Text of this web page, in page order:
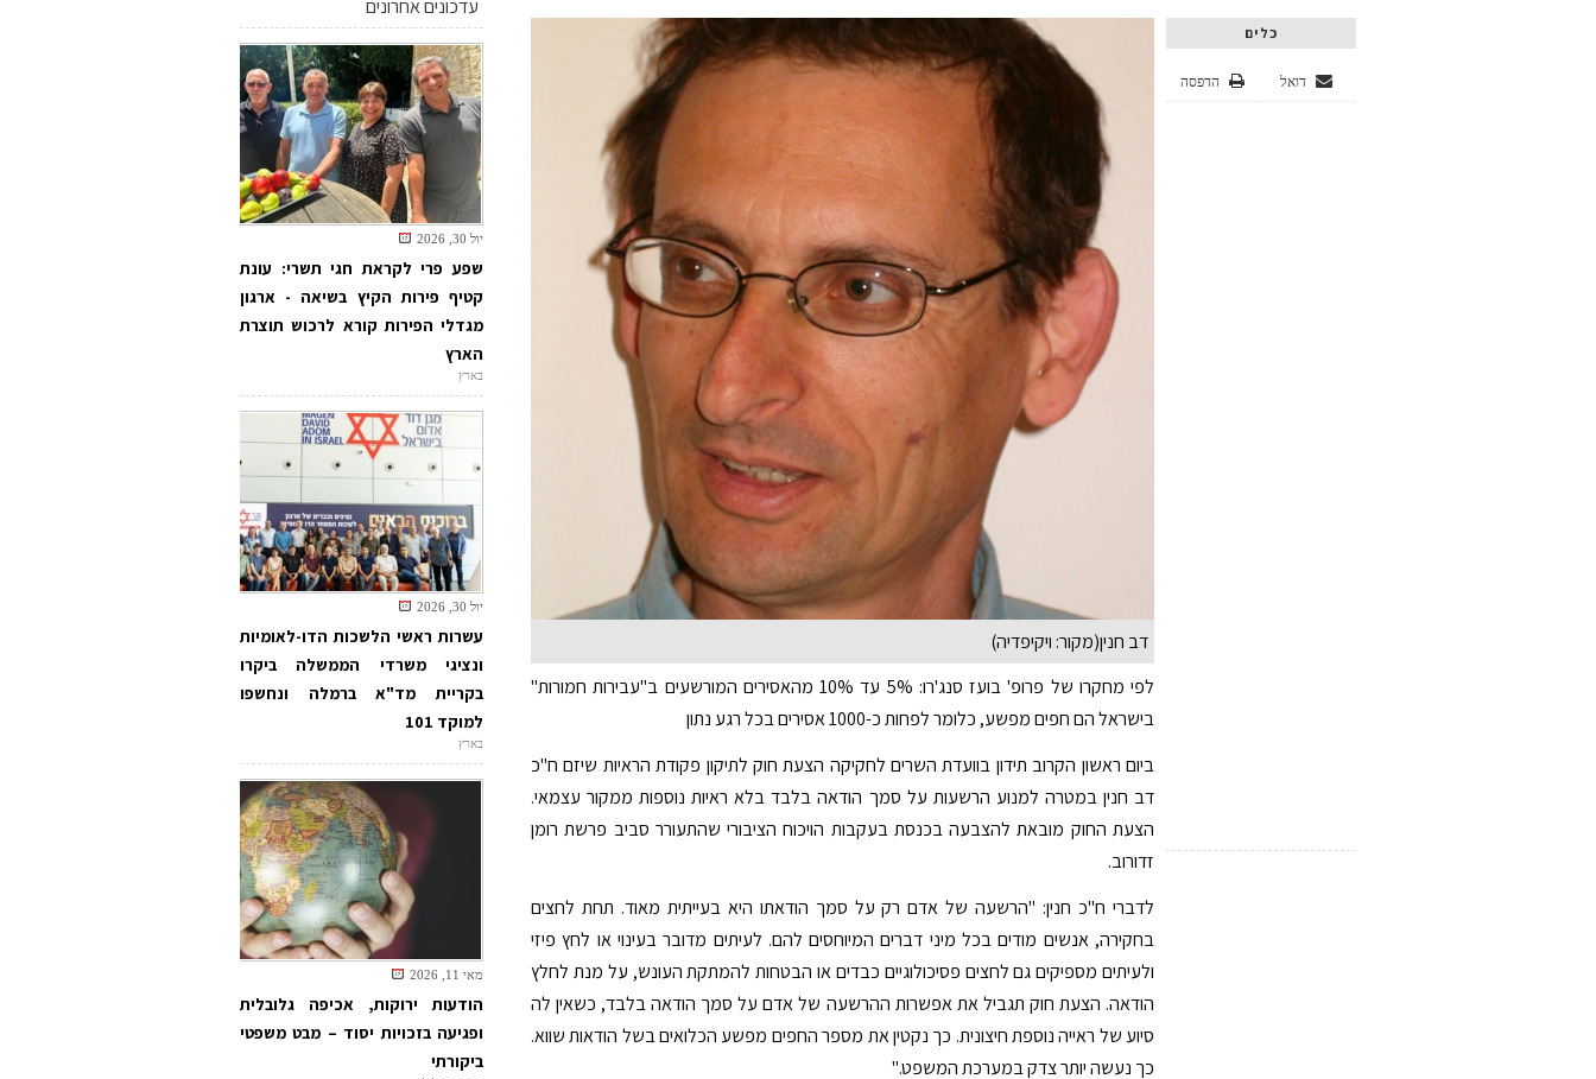
כלים
הדפסה דואל
דב חנין(מקור: ויקיפדיה)
לפי מחקרו של פרופ' בועז סנג'רו: 5% עד 10% מהאסירים המורשעים ב"עבירות חמורות"
בישראל הם חפים מפשע, כלומר לפחות כ-1000 אסירים בכל רגע נתון
ביום ראשון הקרוב תידון בוועדת השרים לחקיקה הצעת חוק לתיקון פקודת הראיות שיזם ח"כ
דב חנין במטרה למנוע הרשעות על סמך הודאה בלבד בלא ראיות נוספות ממקור עצמאי.
הצעת החוק מובאת להצבעה בכנסת בעקבות הויכוח הציבורי שהתעורר סביב פרשת רומן
זדורוב.
לדברי ח"כ חנין: "הרשעה של אדם רק על סמך הודאתו היא בעייתית מאוד. תחת לחצים
בחקירה, אנשים מודים בכל מיני דברים המיוחסים להם. לעיתים מדובר בעינוי או לחץ פיזי
ולעיתים מספיקים גם לחצים פסיכולוגיים כבדים או הבטחות להמתקת העונש, על מנת לחלץ
הודאה. הצעת חוק תגביל את אפשרות ההרשעה של אדם על סמך הודאה בלבד, כשאין לה
סיוע של ראייה נוספת חיצונית. כך נקטין את מספר החפים מפשע הכלואים בשל הודאות שווא.
כך נעשה יותר צדק במערכת המשפט."
עדכונים אחרונים
יול 30, 2026
שפע פרי לקראת חגי תשרי: עונת
קטיף פירות הקיץ בשיאה - ארגון
מגדלי הפירות קורא לרכוש תוצרת
הארץ
בארץ
יול 30, 2026
עשרות ראשי הלשכות הדו-לאומיות
ונציגי משרדי הממשלה ביקרו
בקריית מד"א ברמלה ונחשפו
למוקד 101
בארץ
מאי 11, 2026
הודעות ירוקות, אכיפה גלובלית
ופגיעה בזכויות יסוד – מבט משפטי
ביקורתי